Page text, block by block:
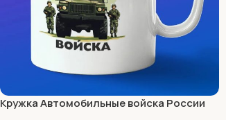
Кружка Автомобильные войска России